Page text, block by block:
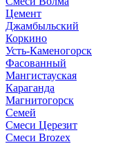
Цемент
Джамбыльский
Коркино
Усть-Каменогорск
Фасованный
Мангистауская
Караганда
Магнитогорск
Семей
Смеси Церезит
Смеси Brozex